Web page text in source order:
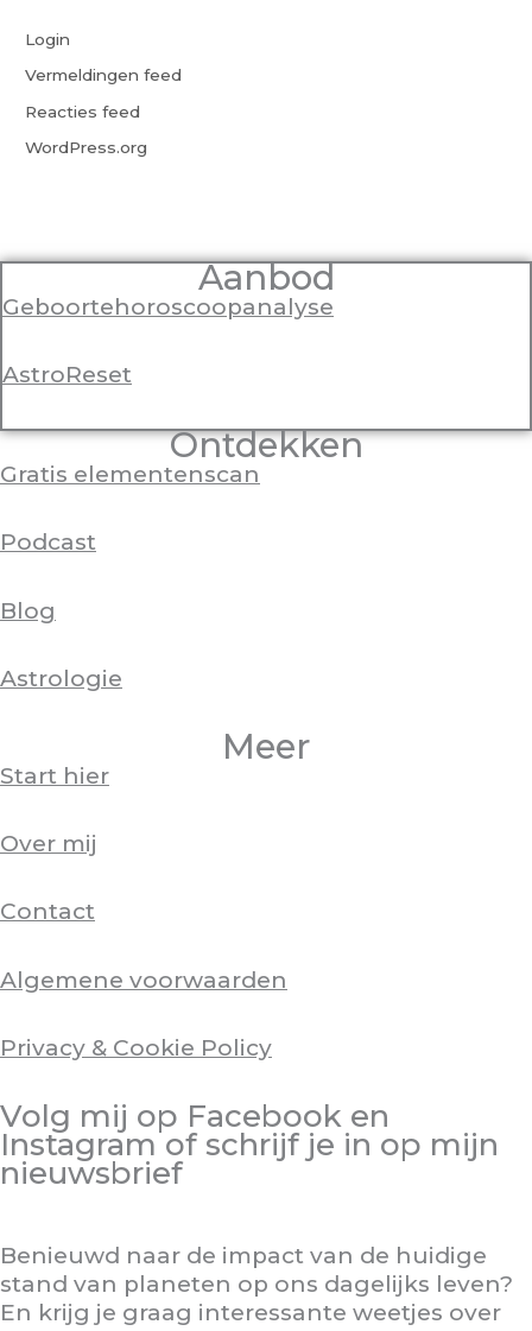
Login
Vermeldingen feed
Reacties feed
WordPress.org
Aanbod
Geboortehoroscoopanalyse
AstroReset
Ontdekken
Gratis elementenscan
Podcast
Blog
Astrologie
Meer
Start hier
Over mij
Contact
Algemene voorwaarden
Privacy & Cookie Policy
Volg mij op Facebook en
Instagram of schrijf je in op mijn
nieuwsbrief
Benieuwd naar de impact van de huidige
stand van planeten op ons dagelijks leven?
En krijg je graag interessante weetjes over